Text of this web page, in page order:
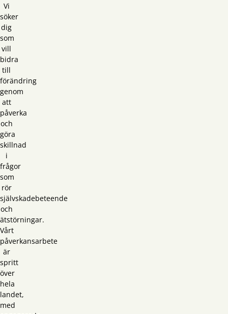
Vi
söker
dig
som
vill
bidra
till
förändring
genom
att
påverka
och
göra
skillnad
i
frågor
som
rör
självskadebeteende
och
ätstörningar.
Vårt
påverkansarbete
är
spritt
över
hela
landet,
med